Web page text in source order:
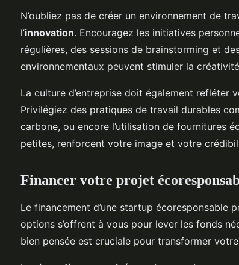
N’oubliez pas de créer un environnement de
l’innovation. Encouragez les initiatives
régulières, des sessions de brainstorming et
environnementaux peuvent stimuler la
La culture d’entreprise doit également refléter
Privilégiez des pratiques de travail durables
carbone, ou encore l’utilisation de fournitures
petites, renforcent votre image et votre
Financer votre projet
Le financement d’une startup écoresponsable
options s’offrent à vous pour lever les fonds
bien pensée est cruciale pour transformer